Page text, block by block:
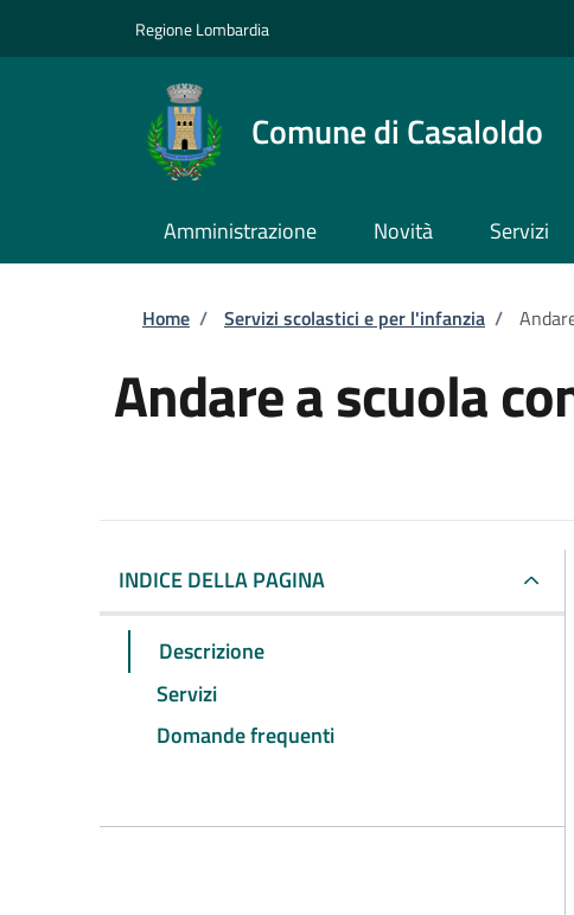
Regione Lombardia
Comune di Casaloldo
Amministrazione Novità Servizi
Briciole di pane
Home / Servizi scolastici e per l'infanzia /
Andare a scuola
INDICE DELLA PAGINA
Descrizione
Servizi
Domande frequenti